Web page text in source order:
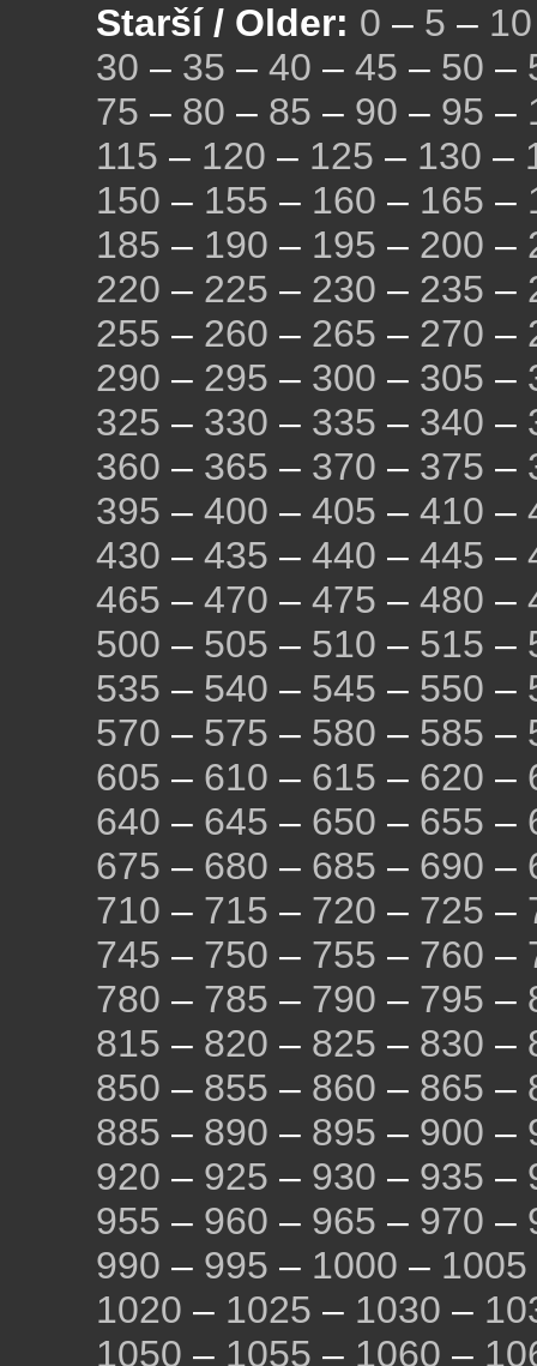
Starší / Older: 0 – 5 – 10
30 – 35 – 40 – 45 – 50 –
75 – 80 – 85 – 90 – 95 –
115 – 120 – 125 – 130 –
150 – 155 – 160 – 165 –
185 – 190 – 195 – 200 –
220 – 225 – 230 – 235 –
255 – 260 – 265 – 270 –
290 – 295 – 300 – 305 –
325 – 330 – 335 – 340 –
360 – 365 – 370 – 375 –
395 – 400 – 405 – 410 –
430 – 435 – 440 – 445 –
465 – 470 – 475 – 480 –
500 – 505 – 510 – 515 –
535 – 540 – 545 – 550 –
570 – 575 – 580 – 585 –
605 – 610 – 615 – 620 –
640 – 645 – 650 – 655 –
675 – 680 – 685 – 690 –
710 – 715 – 720 – 725 –
745 – 750 – 755 – 760 –
780 – 785 – 790 – 795 –
815 – 820 – 825 – 830 –
850 – 855 – 860 – 865 –
885 – 890 – 895 – 900 –
920 – 925 – 930 – 935 –
955 – 960 – 965 – 970 –
990 – 995 – 1000 – 1005
1020 – 1025 – 1030 –
1050 – 1055 – 1060 –